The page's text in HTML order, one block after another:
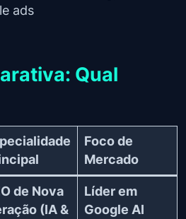
ads
Qual
Foco de
Mercado
de Nova
(IA &
Líder em
Google AI